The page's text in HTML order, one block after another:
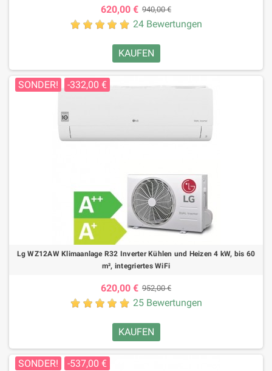
620,00 € 940,00 €
24 Bewertungen
KAUFEN
SONDER! -332,00 €
Lg WZ12AW Klimaanlage R32 Inverter Kühlen und Heizen 4 kW, bis 60
m², integriertes WiFi
620,00 € 952,00 €
25 Bewertungen
KAUFEN
SONDER! -537,00 €